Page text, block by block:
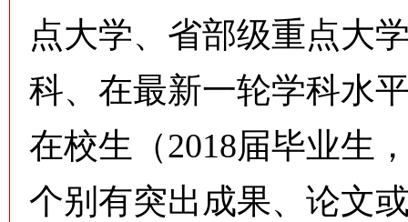
点大学、省部级重点大
科、在最新一轮学科水
在校生（2018届毕业生
个别有突出成果、论文